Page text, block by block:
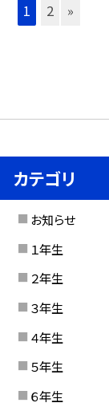
1 2 »
カテゴリ
お知らせ
１年生
２年生
３年生
４年生
５年生
６年生